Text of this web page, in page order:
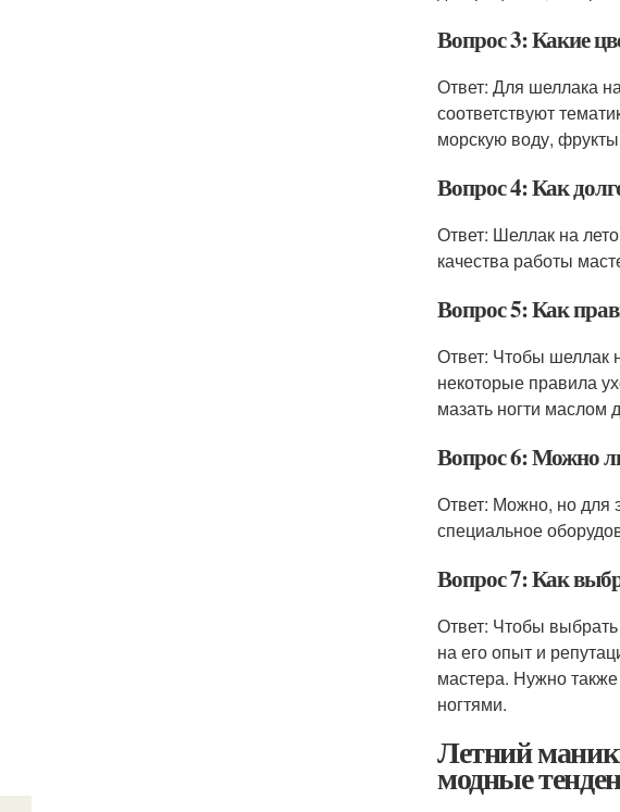
Вопрос 3: Какие
Ответ: Для шеллака
соответствуют
морскую воду,
Вопрос 4: Как
Ответ: Шеллак на
качества работы
Вопрос 5: Как
Ответ: Чтобы шеллак
некоторые правила
мазать ногти маслом
Вопрос 6: Можно
Ответ: Можно, но для
специальное
Вопрос 7: Как
Ответ: Чтобы
на его опыт и
мастера. Нужно
ногтями.
Летний
модные